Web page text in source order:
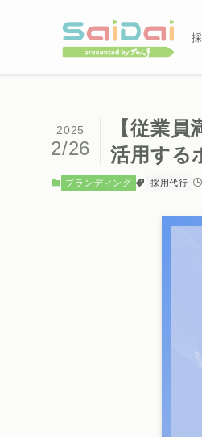
【従業
活用する
2025
2/26
ブランディング 採用代行